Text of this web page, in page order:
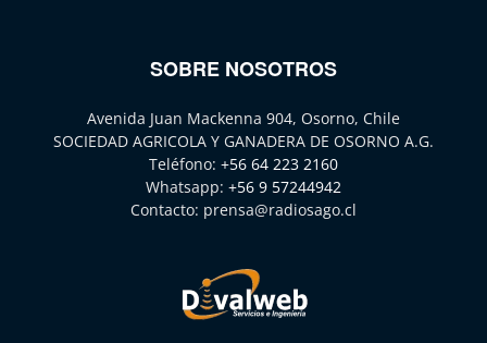
SOBRE NOSOTROS
Avenida Juan Mackenna 904, Osorno, Chile
SOCIEDAD AGRICOLA Y GANADERA DE OSORNO A.G.
Teléfono: +56 64 223 2160
Whatsapp: +56 9 57244942
Contacto: prensa@radiosago.cl